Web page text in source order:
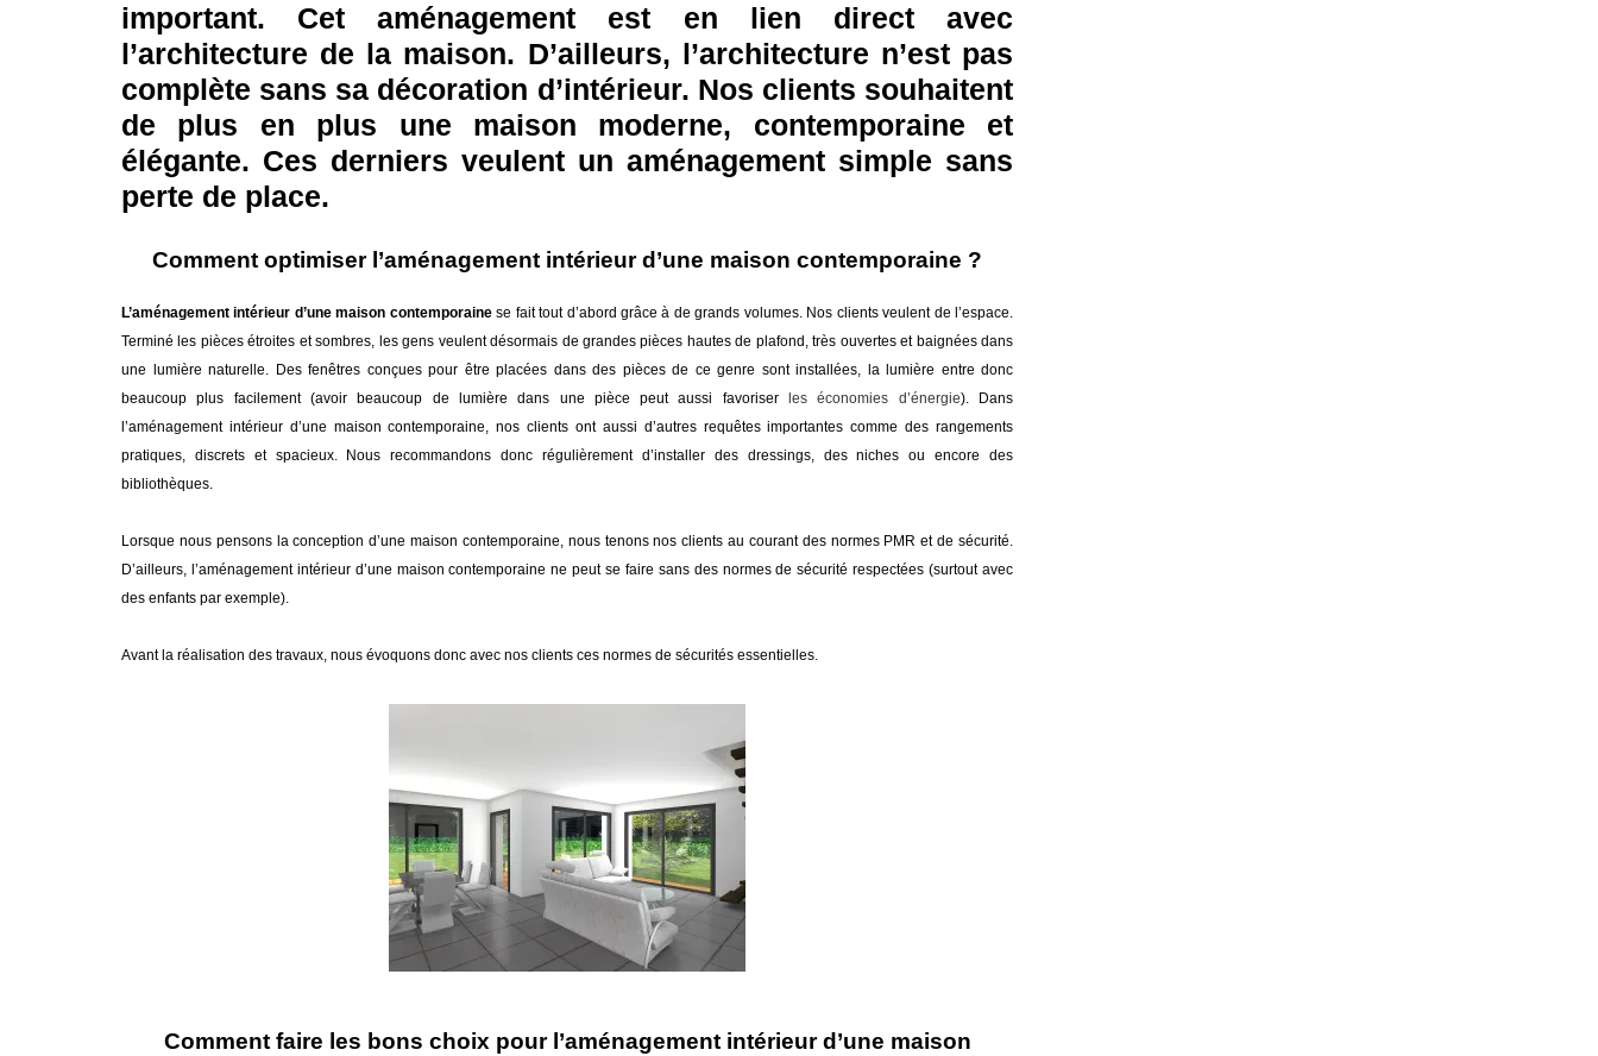
important. Cet aménagement est en lien direct avec
l’architecture de la maison. D’ailleurs, l’architecture n’est pas
complète sans sa décoration d’intérieur. Nos clients souhaitent
de plus en plus une maison moderne, contemporaine et
élégante. Ces derniers veulent un aménagement simple sans
perte de place.
Comment optimiser l’aménagement intérieur d’une maison contemporaine ?
L’aménagement intérieur d’une maison contemporainese fait tout d’abord grâce à de grands volumes. Nos clients veulent de l’espace.
Terminé les pièces étroites et sombres, les gens veulent désormais de grandes pièces hautes de plafond, très ouvertes et baignées dans
une lumière naturelle. Des fenêtres conçues pour être placées dans des pièces de ce genre sont installées, la lumière entre donc
beaucoup plus facilement (avoir beaucoup de lumière dans une pièce peut aussi favoriserles économies d’énergie). Dans
l’aménagement intérieur d’une maison contemporaine, nos clients ont aussi d’autres requêtes importantes comme des rangements
pratiques, discrets et spacieux. Nous recommandons donc régulièrement d’installer des dressings, des niches ou encore des
bibliothèques.
Lorsque nous pensons la conception d’une maison contemporaine, nous tenons nos clients au courant des normes PMR et de sécurité.
D’ailleurs, l’aménagement intérieur d’une maison contemporaine ne peut se faire sans des normes de sécurité respectées (surtout avec
des enfants par exemple).
Avant la réalisation des travaux, nous évoquons donc avec nos clients ces normes de sécurités essentielles.
Comment faire les bons choix pour l’aménagement intérieur d’une maison